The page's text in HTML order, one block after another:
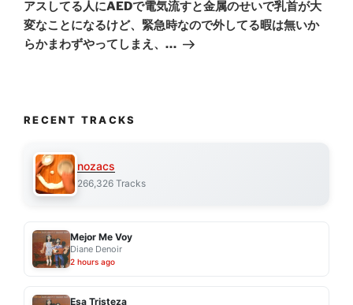
アスしてる人にAEDで電気流すと金属のせいで乳首が大
変なことになるけど、緊急時なので外してる暇は無いか
らかまわずやってしまえ、…
RECENT TRACKS
nozacs
266,326 Tracks
Mejor Me Voy
Diane Denoir
2 hours ago
Esa Tristeza